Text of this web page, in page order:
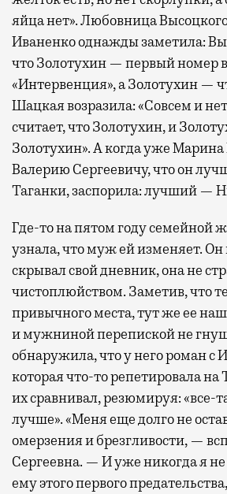
яйца нет». Любовница
Иваненко однажды заметила:
что Золотухин — первый номер
«Интервенция», а Золотухин —
Шацкая возразила: «Совсем и
считает, что Золотухин, и
Золотухин». А когда уже
Валерию Сергеевичу, что он
Таганки, заспорила: лучший —
Где-то на пятом году семейной
узнала, что муж ей изменяет. Он
скрывал свой дневник, она не
чистоплюйством. Заметив, что
привычного места, тут же ее
и мужниной перепиской не
обнаружила, что у него роман с
которая что-то репетировала на
их сравнивал, резюмируя: «все-
лучше». «Меня еще долго не
омерзения и брезгливости, —
Сергеевна. — И уже никогда я не
ему этого первого